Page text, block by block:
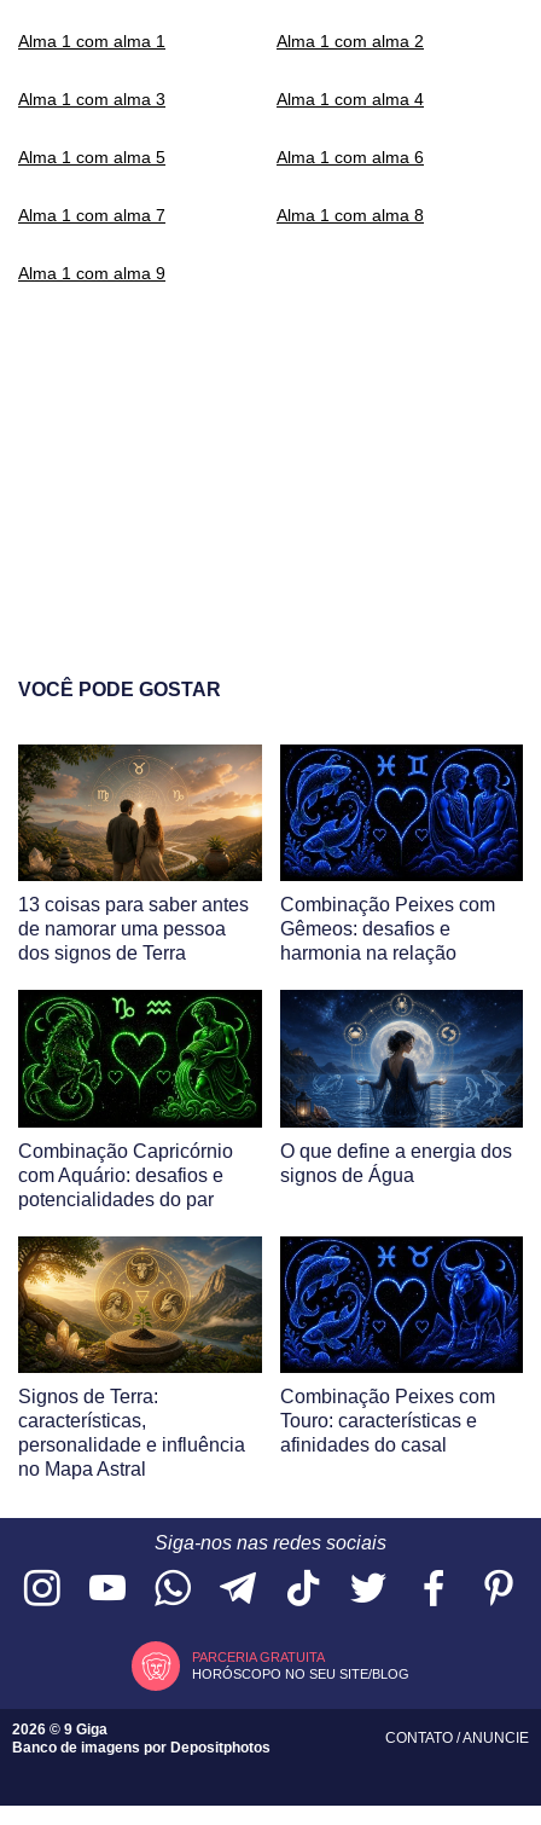
Alma 1 com alma 1 Alma 1 com alma 2
Alma 1 com alma 3 Alma 1 com alma 4
Alma 1 com alma 5 Alma 1 com alma 6
Alma 1 com alma 7 Alma 1 com alma 8
Alma 1 com alma 9
VOCÊ PODE GOSTAR
13 coisas para saber antes
de namorar uma pessoa
dos signos de Terra
Combinação Peixes com
Gêmeos: desafios e
harmonia na relação
Combinação Capricórnio
com Aquário: desafios e
potencialidades do par
O que define a energia dos
signos de Água
Signos de Terra:
características,
personalidade e influência
no Mapa Astral
Combinação Peixes com
Touro: características e
afinidades do casal
Siga-nos nas redes sociais
PARCERIA GRATUITA
HORÓSCOPO NO SEU SITE/BLOG
2026 © 9 Giga
Banco de imagens por Depositphotos
CONTATO /ANUNCIE